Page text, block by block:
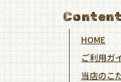
HOME
ご利用ガ
当店のこ